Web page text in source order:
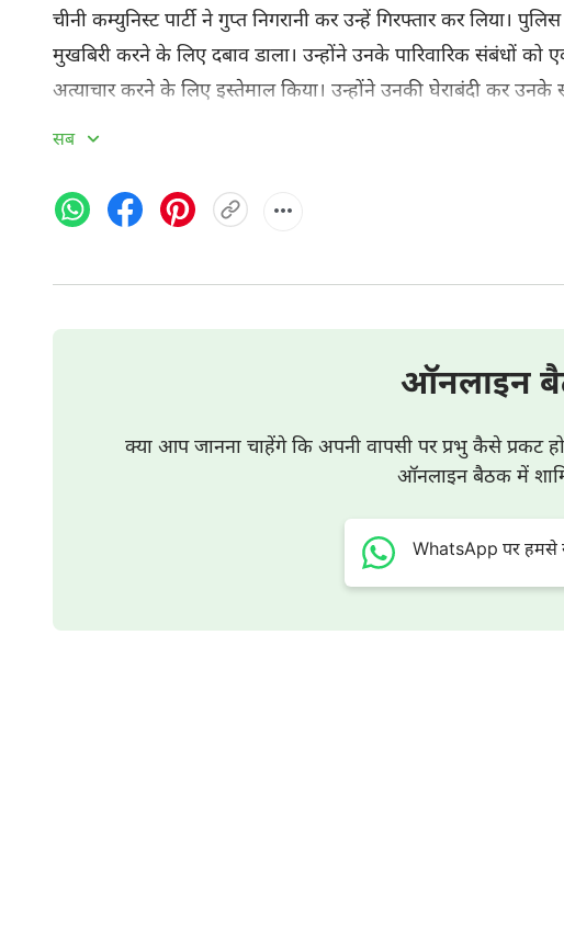
चीनी कम्युनिस्ट पार्टी ने गुप्‍त निगरानी कर उन्‍हें गिरफ्तार कर
मुखबिरी करने के लिए दबाव डाला। उन्‍होंने उनके पारिवारिक संबंधों
अत्‍याचार करने के लिए इस्तेमाल किया। उन्‍होंने उनकी घेराबंदी कर उनके
गवाही दे सकें। सर्वशक्तिमान
बार-बार दी जाने वाली यातना सही। अंत में, सर्वशक्तिमान परमेश्‍वर
पहली बार हर चीज़ पर परमेश्‍वर के प्रभुत्‍व और उनके अद्भुत कर्मों को
तरीके से अनुभव किया। उन्‍होंने परमेश्‍वर की रचना के रूप में परमेश्‍वर
सब
ऑनलाइन
क्या आप जानना चाहेंगे कि अपनी वापसी पर प्रभु कैसे प्रकट
ऑनलाइन बैठक में
WhatsApp पर हमसे